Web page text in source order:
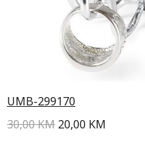
UMB-299170
30,00KM 20,00 KM